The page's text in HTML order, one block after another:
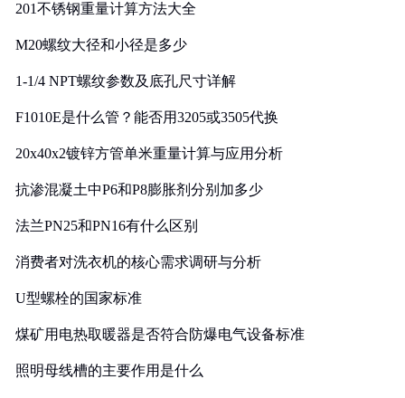
201不锈钢重量计算方法大全
M20螺纹大径和小径是多少
1-1/4 NPT螺纹参数及底孔尺寸详解
F1010E是什么管？能否用3205或3505代换
20x40x2镀锌方管单米重量计算与应用分析
抗渗混凝土中P6和P8膨胀剂分别加多少
法兰PN25和PN16有什么区别
消费者对洗衣机的核心需求调研与分析
U型螺栓的国家标准
煤矿用电热取暖器是否符合防爆电气设备标准
照明母线槽的主要作用是什么